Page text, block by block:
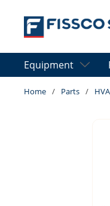
Skip to main
Equipment
Home / Parts /